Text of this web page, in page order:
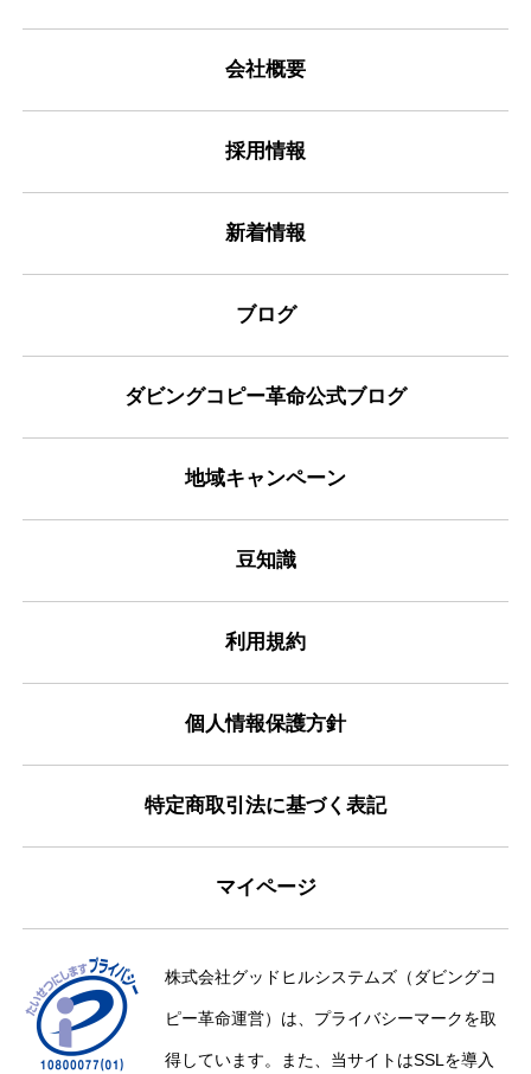
会社概要
採用情報
新着情報
ブログ
ダビングコピー革命公式ブログ
地域キャンペーン
豆知識
利用規約
個人情報保護方針
特定商取引法に基づく表記
マイページ
株式会社グッドヒルシステムズ（ダビングコ
ピー革命運営）は、プライバシーマークを取
得しています。また、当サイトはSSLを導入